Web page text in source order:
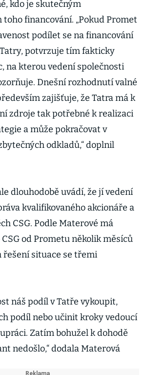
kdo je skutečným
financování. „Pokud Promet
podílet se na financování
potvrzuje tím fakticky
na kterou vedení společnosti
Dnešní rozhodnutí valné
zajišťuje, že Tatra má k
zdroje tak potřebné k realizaci
a může pokračovat v
odkladů,“ doplnil
dlouhodobě uvádí, že jí vedení
kvalifikovaného akcionáře a
CSG. Podle Materové má
od Prometu několik měsíců
situace se třemi
náš podíl v Tatře vykoupit,
podíl nebo učinit kroky vedoucí
Zatím bohužel k dohodě
nedošlo,“ dodala Materová